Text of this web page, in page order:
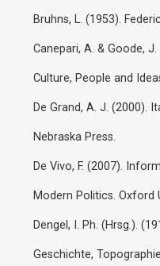
Bruhns, L. (1953).
Canepari, A. & Goode,
Culture, People and
De Grand, A. J. (2000).
Nebraska Press.
De Vivo, F. (2007).
Modern Politics. Oxford
Dengel, I. Ph. (Hrsg.).
Geschichte,